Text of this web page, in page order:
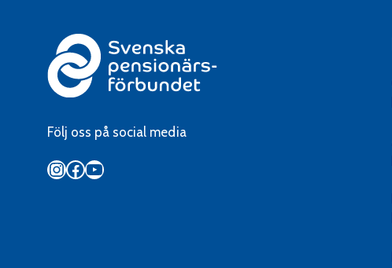
Följ oss på social media
Instagram
Facebook
YouTube